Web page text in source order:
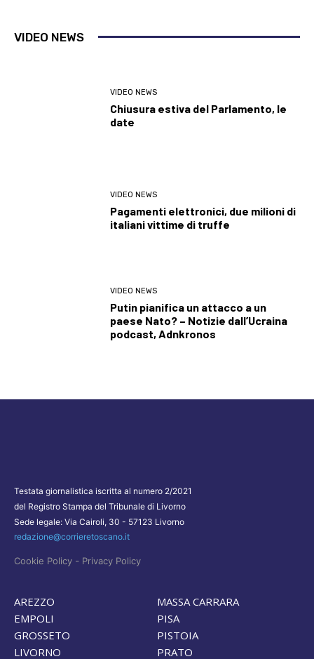
VIDEO NEWS
VIDEO NEWS
Chiusura estiva del Parlamento, le
date
VIDEO NEWS
Pagamenti elettronici, due milioni di
italiani vittime di truffe
VIDEO NEWS
Putin pianifica un attacco a un
paese Nato? – Notizie dall’Ucraina
podcast, Adnkronos
Testata giornalistica iscritta al numero 2/2021
del Registro Stampa del Tribunale di Livorno
Sede legale: Via Cairoli, 30 - 57123 Livorno
redazione@corrieretoscano.it
Cookie Policy - Privacy Policy
AREZZO
EMPOLI
GROSSETO
LIVORNO
MASSA CARRARA
PISA
PISTOIA
PRATO